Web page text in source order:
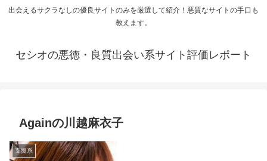
出会えるサクラなしの優良サイトのみを厳選して紹介！悪質なサイトの手口も
教えます。
セシオの悪徳・良質出会い系サイト評価レポート
Againの川越麻衣子
支援系